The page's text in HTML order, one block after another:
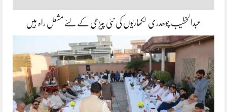
عبدالخطیب چوھدری لکھاریوں کی نئی پیڑھی کے لئے مشعل راہ ہیں